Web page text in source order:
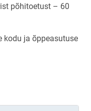
põhitoetust – 60
kodu ja õppeasutuse